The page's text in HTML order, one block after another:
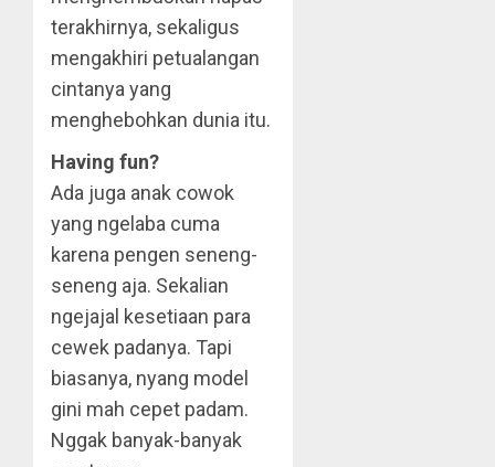
terakhirnya, sekaligus
mengakhiri petualangan
cintanya yang
menghebohkan dunia itu.
Having fun?
Ada juga anak cowok
yang ngelaba cuma
karena pengen seneng-
seneng aja. Sekalian
ngejajal kesetiaan para
cewek padanya. Tapi
biasanya, nyang model
gini mah cepet padam.
Nggak banyak-banyak